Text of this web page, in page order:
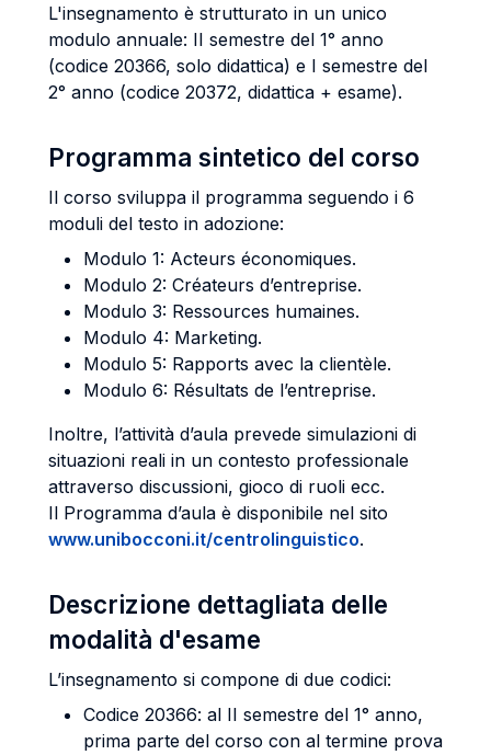
L'insegnamento è strutturato in un unico
modulo annuale: II semestre del 1° anno
(codice 20366, solo didattica) e I semestre del
2° anno (codice 20372, didattica + esame).
Programma sintetico del corso
Il corso sviluppa il programma seguendo i 6
moduli del testo in adozione:
Modulo 1: Acteurs économiques.
Modulo 2: Créateurs d’entreprise.
Modulo 3: Ressources humaines.
Modulo 4: Marketing.
Modulo 5: Rapports avec la clientèle.
Modulo 6: Résultats de l’entreprise.
Inoltre, l’attività d’aula prevede simulazioni di
situazioni reali in un contesto professionale
attraverso discussioni, gioco di ruoli ecc.
Il Programma d’aula è disponibile nel sito
www.unibocconi.it/centrolinguistico.
Descrizione dettagliata delle
modalità d'esame
L’insegnamento si compone di due codici:
Codice 20366: al II semestre del 1° anno,
prima parte del corso con al termine prova